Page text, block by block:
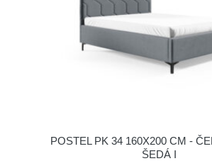
POSTEL PK 34 160X200 CM -
ŠEDÁ I